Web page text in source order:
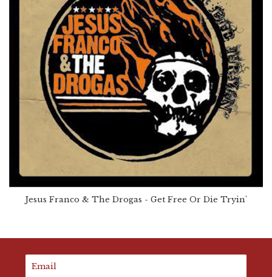
Jesus Franco & The Drogas - Get Free Or Die Tryin'